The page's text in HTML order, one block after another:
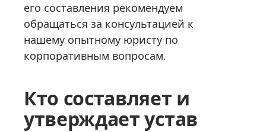
его составления рекомендуем
обращаться за консультацией к
нашему опытному юристу по
корпоративным вопросам.
Кто составляет и
утверждает устав